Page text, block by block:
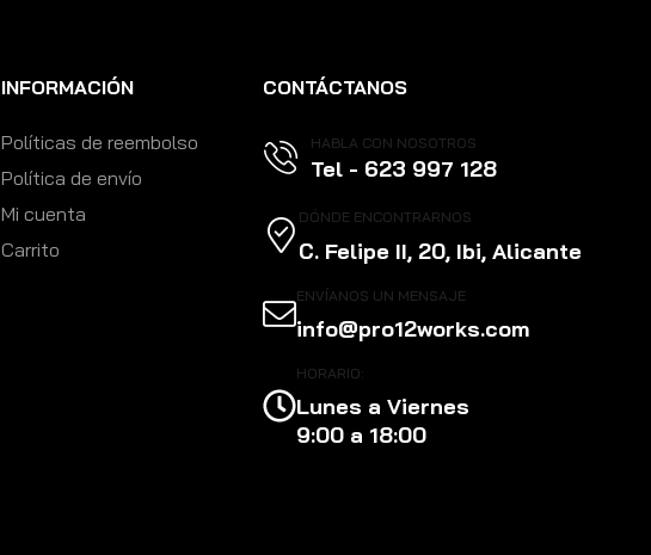
INFORMACIÓN
Políticas de reembolso
Política de envío
Mi cuenta
Carrito
CONTÁCTANOS
HABLA CON NOSOTROS
Tel - 623 997 128
DÓNDE ENCONTRARNOS
C. Felipe II, 20, Ibi, Alicante
ENVÍANOS UN MENSAJE
info@pro12works.com
HORARIO:
Lunes a Viernes
9:00 a 18:00